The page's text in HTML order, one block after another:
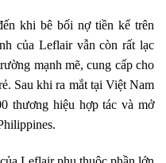
khi bê bối nợ tiền kể trên
của Leflair vẫn còn rất lạc
mạnh mẽ, cung cấp cho
Sau khi ra mắt tại Việt Nam
thương hiệu hợp tác và mở